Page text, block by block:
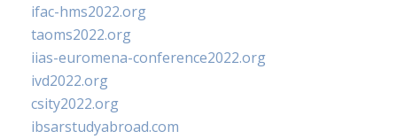
ifac-hms2022.org
taoms2022.org
iias-euromena-conference2022.org
ivd2022.org
csity2022.org
ibsarstudyabroad.com